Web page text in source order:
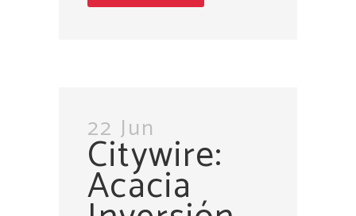
22 Jun
Citywire:
Acacia